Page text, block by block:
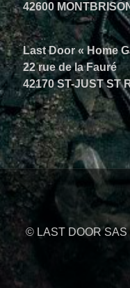
42600
Last Door « Home
22 rue de la Fauré
42170 ST-JUST ST
© LAST DOOR SAS